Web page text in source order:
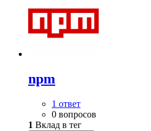
npm
1 ответ
0 вопросов
1 Вклад в тег